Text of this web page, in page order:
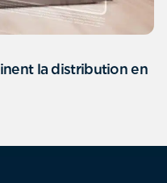
la distribution en